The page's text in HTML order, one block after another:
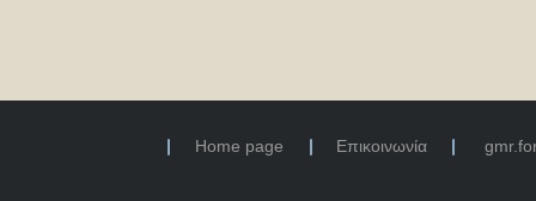
Home page Επικοινωνία